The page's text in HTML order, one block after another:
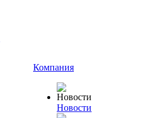
Компания
Новости